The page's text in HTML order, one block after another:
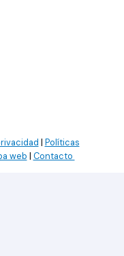
| Políticas
web | Contacto